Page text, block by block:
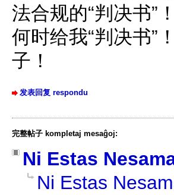
法合规的“判决书”
何时给我“判决书”
子！
发表回复 respondu
完整帖子 kompletaj mesaĝoj:
Ni Estas
Ni Estas